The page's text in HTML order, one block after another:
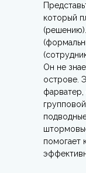
который
Он не
острове.
фарватер,
помогает